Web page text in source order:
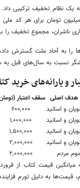
را به آحاد ملت گسترش
نسبت به سال‌های قبل
خرید کتاب
هدف اصلی سقف اعتبار
و اساتید ۶۰۰,۰۰۰
و اساتید ۱,۰۰۰,۰۰۰
و اساتید ۱,۵۰۰,۰۰۰
و اساتید ۲,۰۰۰,۰۰۰
مردم ۲,۰۰۰,۰۰۰
قیمت‌ها به دلیل تورم